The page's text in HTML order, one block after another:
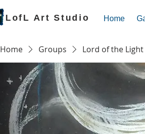
LofL Art Studio Home
Home Groups Lord of the Light